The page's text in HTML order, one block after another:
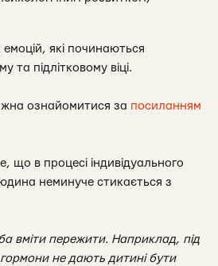
які починаються
та підлітковому віці.
ознайомитися за посиланням
що в процесі індивідуального
неминуче стикається з
вміти пережити. Наприклад, під
гормони не дають дитині бути